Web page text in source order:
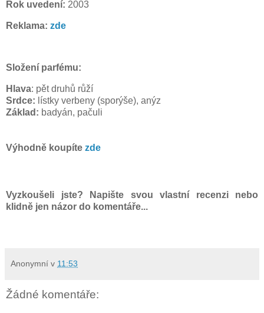
Rok uvedení: 2003
Reklama: zde
Složení parfému:
Hlava: pět druhů růží
Srdce: lístky verbeny (sporýše), anýz
Základ: badyán, pačuli
Výhodně koupíte zde
Vyzkoušeli jste? Napište svou vlastní recenzi nebo
klidně jen názor do komentáře...
Anonymní v 11:53
Žádné komentáře: